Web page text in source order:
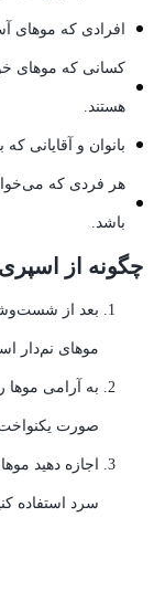
افرادی که موهای
کسانی که موهای خود
هستند.
بانوان و آقایانی
هر فردی که
باشد.
چگونه از اسپری
بعد از
موهای نم‌دار
به آرامی موها
صورت
اجازه دهید
سرد استفاده